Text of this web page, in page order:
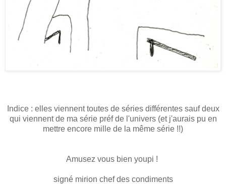
Indice : elles viennent toutes de séries différentes sauf deux
qui viennent de ma série préf de l'univers (et j'aurais pu en
mettre encore mille de la même série !!)
Amusez vous bien youpi !
signé mirion chef des condiments